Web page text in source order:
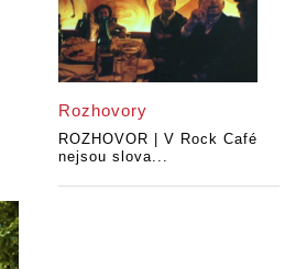
Rozhovory
ROZHOVOR | V Rock Café
nejsou slova...